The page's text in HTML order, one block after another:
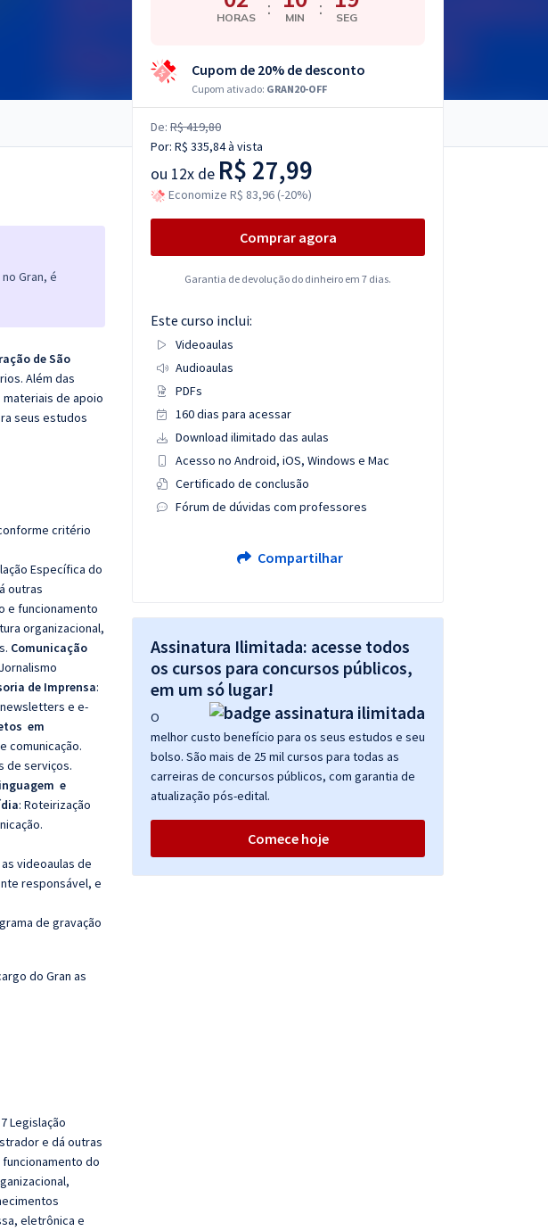
Gran, é
de São
Além das
de apoio
seus estudos
critério
Específica do
outras
e funcionamento
organizacional,
Comunicação
Jornalismo
de Imprensa:
e e-
em
comunicação.
de serviços.
e
: Roteirização
videoaulas de
responsável, e
de gravação
do Gran as
Legislação
e dá outras
funcionamento do
eletrônica e
HORAS : MIN : SEG
Cupom de 20% de desconto
Cupom ativado: GRAN20-OFF
De: R$ 419,80
Por: R$ 335,84à vista
ou 12x de R$ 27,99
Economize R$ 83,96 (-20%)
Comprar agora
Garantia de devolução do dinheiro em 7 dias.
Este curso inclui:
Videoaulas
Audioaulas
PDFs
160 dias para acessar
Download ilimitado das aulas
Acesso no Android, iOS, Windows e Mac
Certificado de conclusão
Fórum de dúvidas com professores
Compartilhar
Assinatura Ilimitada: acesse todos
os cursos para concursos públicos,
em um só lugar!
O
melhor custo benefício para os seus estudos e seu
bolso. São mais de 25 mil cursos para todas as
carreiras de concursos públicos, com garantia de
atualização pós-edital.
Comece hoje